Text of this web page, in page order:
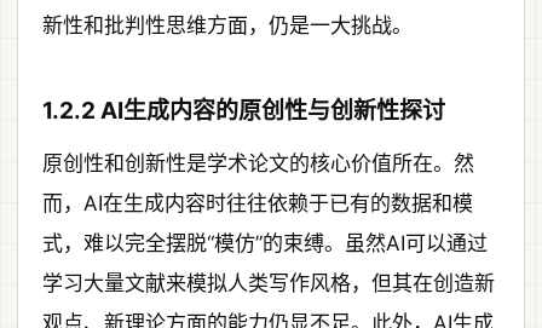
新性和批判性思维方面，仍是一大挑战。
1.2.2 AI生成内容的原创性与创新性探讨
原创性和创新性是学术论文的核心价值所在。然
而，AI在生成内容时往往依赖于已有的数据和模
式，难以完全摆脱“模仿”的束缚。虽然AI可以通过
学习大量文献来模拟人类写作风格，但其在创造新